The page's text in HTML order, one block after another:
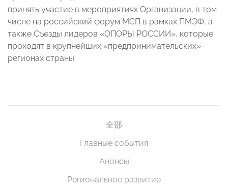
принять участие в мероприятиях Организации, в том
числе на российский форум МСП в рамках ПМЭФ, а
также Съезды лидеров «ОПОРЫ РОССИИ», которые
проходят в крупнейших «предпринимательских»
регионах страны.
全部
Главные события
Анонсы
Региональное развитие